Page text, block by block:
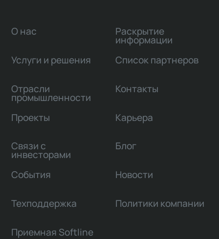
О нас
Услуги и решения
Отрасли
промышленности
Проекты
Связи с
инвесторами
Раскрытие
информации
Список партнеров
Контакты
Карьера
Блог
События Новости
Техподдержка Политики компании
Приемная Softline